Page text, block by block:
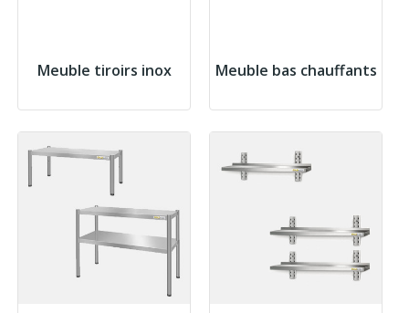
Meuble tiroirs inox Meuble bas chauffants